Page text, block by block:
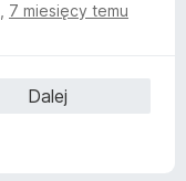
7 miesięcy temu
Dalej